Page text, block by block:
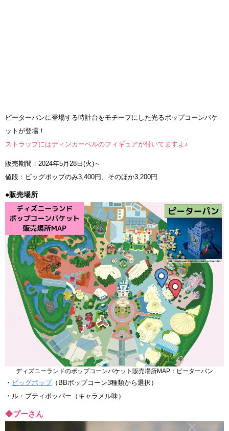
ピーターパンに登場する時計台をモチーフにした光るポップコーンバケ
ットが登場！
ストラップにはティンカーベルのフィギュアが付いてますよ♪
販売期間：2024年5月28日(火)～
値段：ビッグポップのみ3,400円、そのほか3,200円
●販売場所
ディズニーランドのポップコーンバケット販売場所MAP：ピーターパン
・ ビッグポップ（BBポップコーン3種類から選択）
・ル・プティポッパー（キャラメル味）
◆プーさん